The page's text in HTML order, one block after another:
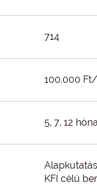
714
100.000
5, 7, 12
KFI célú